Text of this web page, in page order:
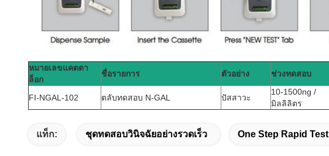
หมายเลขแคตตา
ล็อก
ชื่อรายการ ตัวอย่าง ช่วงทดสอบ
FI-NGAL-102 ตลับทดสอบ N-GAL ปัสสาวะ
10-1500ng /
มิลลิลิตร
แท็ก: ชุดทดสอบวินิจฉัยอย่างรวดเร็ว One Step Rapid Test